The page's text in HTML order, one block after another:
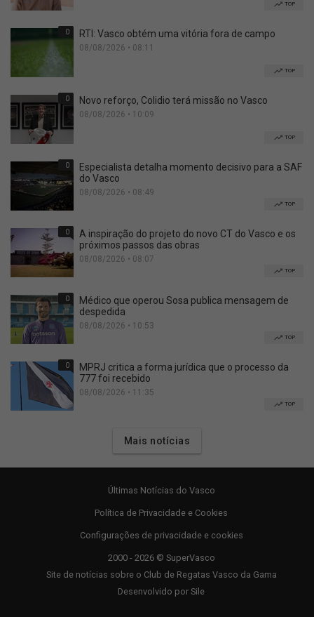
TOP
0 RTI: Vasco obtém uma vitória fora de campo
08/08/2026 • 08:11
TOP
0 Novo reforço, Colidio terá missão no Vasco
08/08/2026 • 10:09
TOP
0
Especialista detalha momento decisivo para a SAF
do Vasco
08/08/2026 • 08:49
TOP
0
A inspiração do projeto do novo CT do Vasco e os
próximos passos das obras
08/08/2026 • 08:07
TOP
0
Médico que operou Sosa publica mensagem de
despedida
08/08/2026 • 10:53
TOP
0
MPRJ critica a forma jurídica que o processo da
777 foi recebido
08/08/2026 • 11:35
TOP
Mais notícias
Últimas Notícias do Vasco
Política de Privacidade e Cookies
Configurações de privacidade e cookies
2000 - 2026 © SuperVasco
Site de notícias sobre o Club de Regatas Vasco da Gama
Desenvolvido por Sile